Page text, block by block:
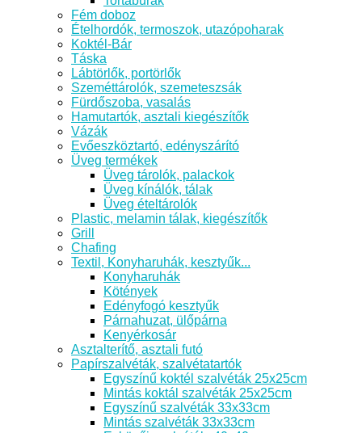
Fém doboz
Ételhordók, termoszok, utazópoharak
Koktél-Bár
Táska
Lábtörlők, portörlők
Szeméttárolók, szemeteszsák
Fürdőszoba, vasalás
Hamutartók, asztali kiegészítők
Vázák
Evőeszköztartó, edényszárító
Üveg termékek
Üveg tárolók, palackok
Üveg kínálók, tálak
Üveg ételtárolók
Plastic, melamin tálak, kiegészítők
Grill
Chafing
Textil, Konyharuhák, kesztyűk...
Konyharuhák
Kötények
Edényfogó kesztyűk
Párnahuzat, ülőpárna
Kenyérkosár
Asztalterítő, asztali futó
Papírszalvéták, szalvétatartók
Egyszínű koktél szalvéták 25x25cm
Mintás koktál szalvéták 25x25cm
Egyszínű szalvéták 33x33cm
Mintás szalvéták 33x33cm